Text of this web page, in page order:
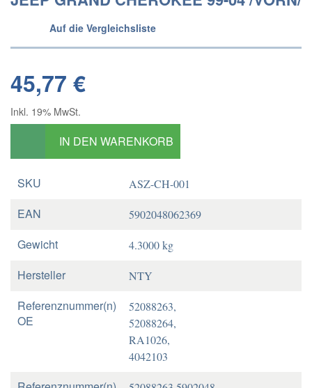
Auf die Vergleichsliste
45,77 €
Inkl. 19% MwSt.
IN DEN WARENKORB
SKU ASZ-CH-001
EAN 5902048062369
Gewicht 4.3000 kg
Hersteller NTY
Referenznummer(n)
OE
52088263,
52088264,
RA1026,
4042103